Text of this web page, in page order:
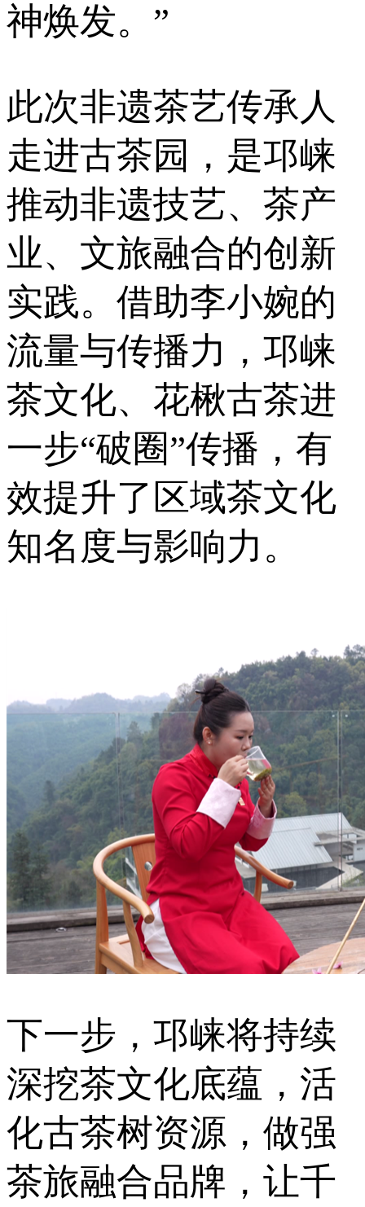
神焕发。”
此次非遗茶艺传承人
走进古茶园，是邛崃
推动非遗技艺、茶产
业、文旅融合的创新
实践。借助李小婉的
流量与传播力，邛崃
茶文化、花楸古茶进
一步“破圈”传播，有
效提升了区域茶文化
知名度与影响力。
下一步，邛崃将持续
深挖茶文化底蕴，活
化古茶树资源，做强
茶旅融合品牌，让千